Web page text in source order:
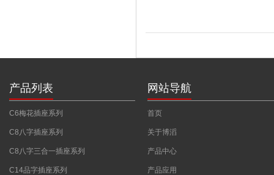
产品列表
C6梅花插座系列
C8八字插座系列
C8八字三合一插座系列
C14品字插座系列
网站导航
首页
关于博滔
产品中心
产品应用